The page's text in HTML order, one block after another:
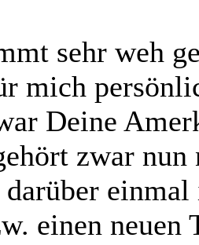
sehr weh
mich
Deine
zwar
darüber
einen neuen